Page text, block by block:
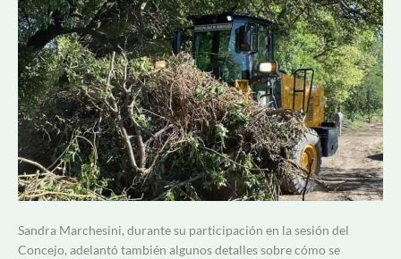
Sandra Marchesini, durante su participación en la sesión del
Concejo, adelantó también algunos detalles sobre cómo se